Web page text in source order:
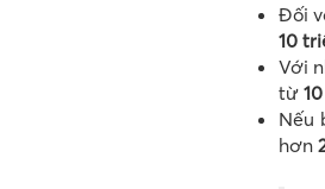
Đối
10
Với
từ
Nếu
hơn